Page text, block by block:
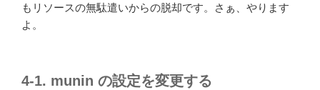
もリソースの無駄遣いからの脱却です。さぁ、やります
よ。
4-1. munin の設定を変更する